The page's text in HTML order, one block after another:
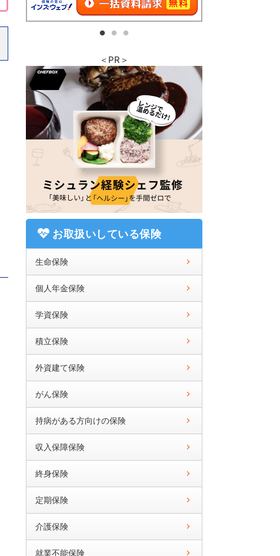
＜PR＞
お取扱いしている保険
生命保険
個人年金保険
学資保険
積立保険
外資建て保険
がん保険
持病がある方向けの保険
収入保障保険
終身保険
定期保険
介護保険
就業不能保険